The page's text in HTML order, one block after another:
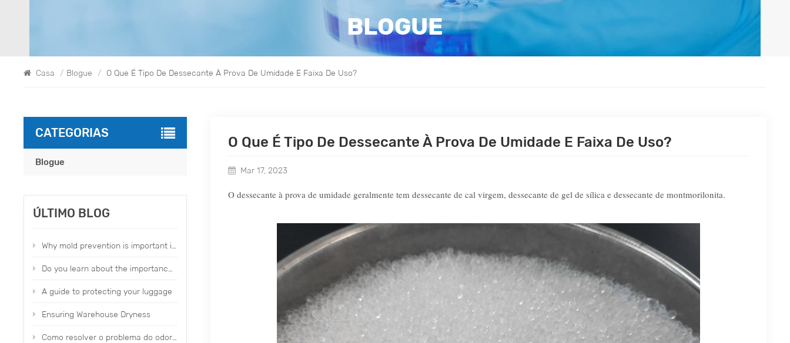
BLOGUE
Casa / Blogue / O Que É Tipo De Dessecante À Prova De Umidade E Faixa De Uso?
CATEGORIAS
Blogue
ÚLTIMO BLOG
Why mold prevention is important in our daily life？
Do you learn about the importance of moldproofing items？
A guide to protecting your luggage
Ensuring Warehouse Dryness
Como resolver o problema do odor de calçados e roupas de fábrica
O Que É Tipo De Dessecante À Prova De Umidade E Faixa De Uso?
Mar 17, 2023
O dessecante à prova de umidade geralmente tem dessecante de cal virgem, dessecante de gel de sílica e dessecante de montmorilonita.